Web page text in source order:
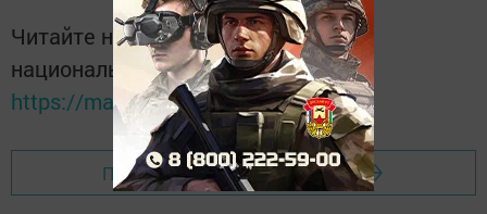
Читайте новости Татарстана в
национальном мессенджере MАХ:
https://max.ru/tatmedia
Перейти на страницу новости